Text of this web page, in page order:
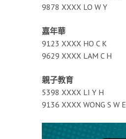
9878 XXXX LO W Y
嘉年華
9123 XXXX HO C K
9629 XXXX LAM C H
親子教育
5398 XXXX LI Y H
9136 XXXX WONG S W E